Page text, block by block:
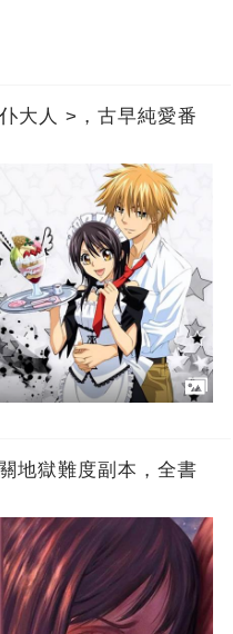
大人 >，古早純愛番
地獄難度副本，全書